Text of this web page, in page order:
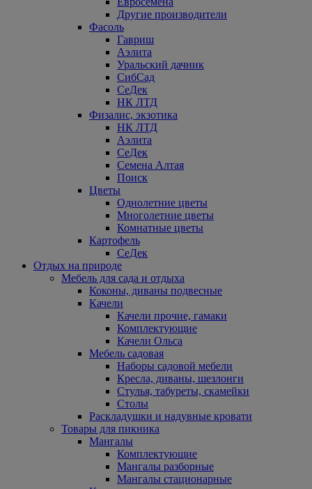
Другие производители
Фасоль
Гавриш
Аэлита
Уральский дачник
СибСад
СеДек
НК ЛТД
Физалис, экзотика
НК ЛТД
Аэлита
СеДек
Семена Алтая
Поиск
Цветы
Однолетние цветы
Многолетние цветы
Комнатные цветы
Картофель
СеДек
Отдых на природе
Мебель для сада и отдыха
Коконы, диваны подвесные
Качели
Качели прочие, гамаки
Комплектующие
Качели Ольса
Мебель садовая
Наборы садовой мебели
Кресла, диваны, шезлонги
Стулья, табуреты, скамейки
Столы
Раскладушки и надувные кровати
Товары для пикника
Мангалы
Комплектующие
Мангалы разборные
Мангалы стационарные